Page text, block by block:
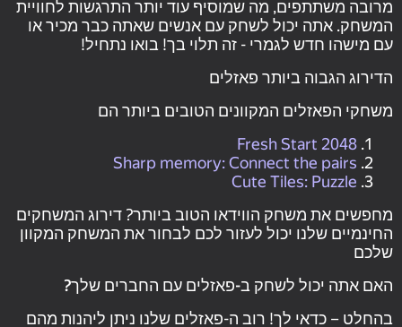
מרובה משתתפים, מה שמוסיף עוד יותר התרגשות לחוויית
המשחק. אתה יכול לשחק עם אנשים שאתה כבר מכיר או
עם מישהו חדש לגמרי - זה תלוי בך! בואו נתחיל!
הדירוג הגבוה ביותר פאזלים
משחקי הפאזלים המקוונים הטובים ביותר הם
2048 Fresh Start
Sharp memory: Connect the pairs
Cute Tiles: Puzzle
מחפשים את משחק הווידאו הטוב ביותר? דירוג המשחקים
החינמיים שלנו יכול לעזור לכם לבחור את המשחק המקוון
שלכם
האם אתה יכול לשחק ב-פאזלים עם החברים שלך?
בהחלט – כדאי לך! רוב ה-פאזלים שלנו ניתן ליהנות מהם